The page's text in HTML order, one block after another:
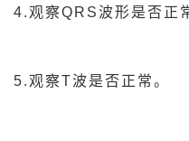
4.观察QRS波形是否正
5.观察T波是否正常。